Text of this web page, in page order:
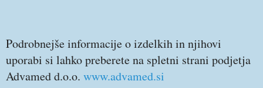
Podrobnejše informacije o izdelkih in njihovi
uporabi si lahko preberete na spletni strani podjetja
Advamed d.o.o. www.advamed.si